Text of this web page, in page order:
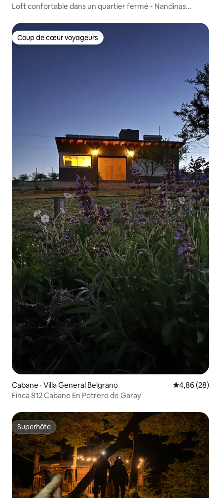
Loft confortable dans un quartier fermé - Nandinas
Coup de cœur voyageurs
Coup de cœur voyageurs
Cabane · Villa General Belgrano Note
4,86 (28)
Finca 812 Cabane En Potrero de Garay
Superhôte
Superhôte